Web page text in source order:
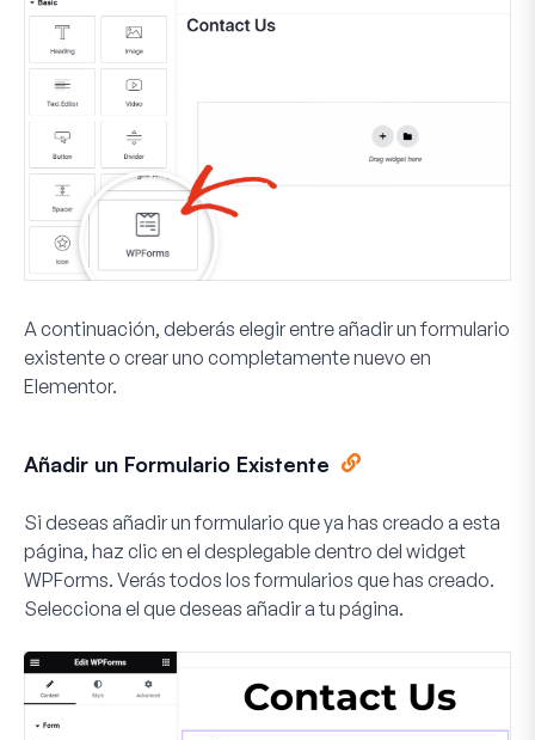
A continuación, deberás elegir entre añadir un formulario
existente o crear uno completamente nuevo en
Elementor.
Añadir un Formulario Existente
Si deseas añadir un formulario que ya has creado a esta
página, haz clic en el desplegable dentro del widget
WPForms. Verás todos los formularios que has creado.
Selecciona el que deseas añadir a tu página.